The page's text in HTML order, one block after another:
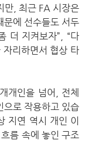
만, 최근 FA 시장은
문에 선수들도 서두
더 지켜보자”, “다
자리하면서 협상 타
개인을 넘어, 전체
으로 작용하고 있습
지연 역시 개인 이
름 속에 놓인 구조